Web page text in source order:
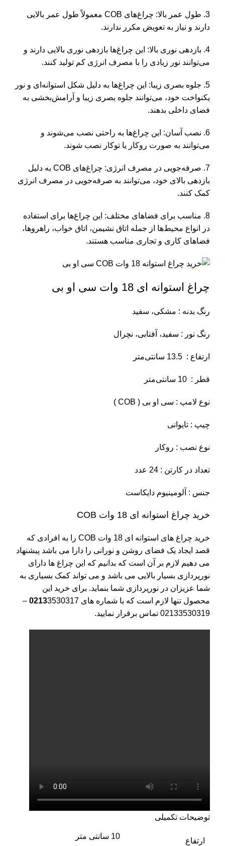
3. طول عمر بالا: چراغ‌های COB معمولاً طول عمر بالایی
دارند و نیاز به تعویض مکرر ندارند.
4. بازدهی نوری بالا: این چراغ‌ها بازدهی نوری بالایی دارند و
می‌توانند نور زیادی را با مصرف انرژی کم تولید کنند.
5. جلوه بصری زیبا: این چراغ‌ها به دلیل شکل استوانه‌ای و نور
یکنواخت خود، می‌توانند جلوه بصری زیبا و آرامش‌بخشی به
فضای داخلی بدهند.
6. نصب آسان: این چراغ‌ها به راحتی نصب می‌شوند و
می‌توانند به صورت روکار یا توکار نصب شوند.
7. صرفه‌جویی در مصرف انرژی: چراغ‌های COB به دلیل
بازدهی بالای خود، می‌توانند به صرفه‌جویی در مصرف انرژی
کمک کنند.
8. مناسب برای فضاهای مختلف: این چراغ‌ها برای استفاده
در انواع محیط‌ها از جمله اتاق نشیمن، اتاق خواب، راهروها،
فضاهای کاری و تجاری مناسب هستند.
چراغ استوانه ای 18 وات سی او بی
رنگ بدنه : مشکی، سفید
رنگ نور : سفید، آفتابی، نچرال
ارتفاع : 13.5 سانتی‌متر
قطر : 10 سانتی‌متر
نوع لامپ : سی او بی ( COB )
چیپ : تایوانی
نوع نصب : روکار
تعداد در کارتن : 24 عدد
جنس : آلومینیوم دایکاست
خرید چراغ استوانه ای 18 وات COB
خرید چراغ های استوانه ای 18 وات COB را به افرادی که
قصد ایجاد یک فضای روشن و نورانی را دارا می باشد پیشنهاد
می دهیم لازم بر آن است که بدانیم که این چراغ ها دارای
نورپردازی بسیار بالایی می باشد و می تواند کمک بسیاری به
شما عزیزان در نورپردازی شما بنماید. برای خرید این
محصول تنها لازم است که با شماره های
0213
3530317 –
02133530319 تماس برقرار نمایید.
توضیحات تکمیلی
ارتفاع
10 سانتی متر